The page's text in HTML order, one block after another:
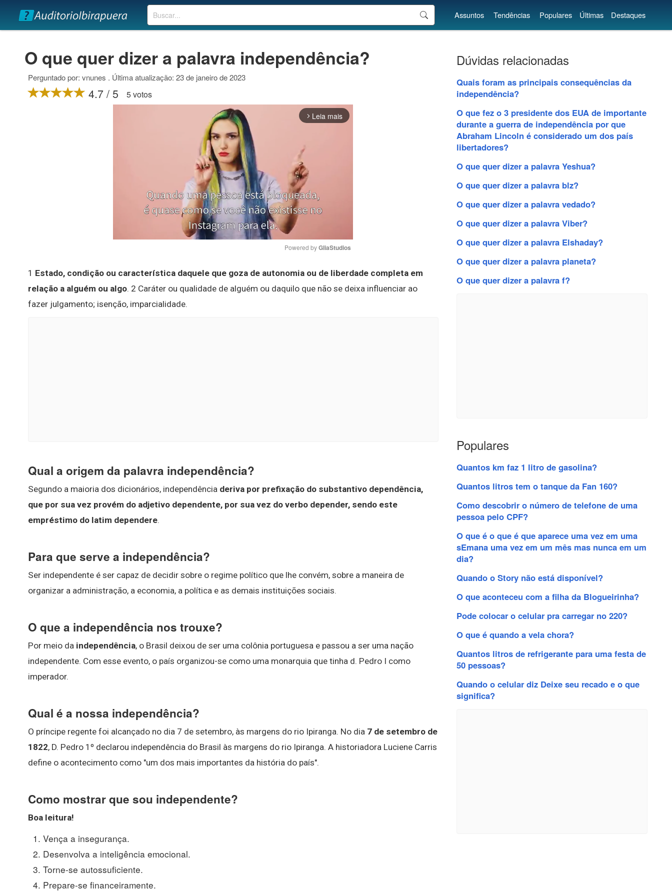
Buscar Assuntos Tendências Populares Últimas Destaques
O que quer dizer a palavra independência?
Perguntado por: vnunes . Última atualização: 23 de janeiro de 2023
4.7 / 5 5 votos
arrow_forward_ios Leia mais
Mute
Powered by GliaStudios
1 Estado, condição ou característica daquele que goza de autonomia ou de liberdade completa em
relação a alguém ou algo. 2 Caráter ou qualidade de alguém ou daquilo que não se deixa influenciar ao
fazer julgamento; isenção, imparcialidade.
Qual a origem da palavra independência?
Segundo a maioria dos dicionários, independência deriva por prefixação do substantivo dependência,
que por sua vez provém do adjetivo dependente, por sua vez do verbo depender, sendo este
empréstimo do latim dependere.
Para que serve a independência?
Ser independente é ser capaz de decidir sobre o regime político que lhe convém, sobre a maneira de
organizar a administração, a economia, a política e as demais instituições sociais.
O que a independência nos trouxe?
Por meio da independência, o Brasil deixou de ser uma colônia portuguesa e passou a ser uma nação
independente. Com esse evento, o país organizou-se como uma monarquia que tinha d. Pedro I como
imperador.
Qual é a nossa independência?
O príncipe regente foi alcançado no dia 7 de setembro, às margens do rio Ipiranga. No dia 7 de setembro de
1822, D. Pedro 1º declarou independência do Brasil às margens do rio Ipiranga. A historiadora Luciene Carris
define o acontecimento como "um dos mais importantes da história do país".
Como mostrar que sou independente?
Boa leitura!
Vença a insegurança.
Desenvolva a inteligência emocional.
Torne-se autossuficiente.
Prepare-se financeiramente.
Dúvidas relacionadas
Quais foram as principais consequências da
independência?
O que fez o 3 presidente dos EUA de importante
durante a guerra de independência por que
Abraham Lincoln é considerado um dos país
libertadores?
O que quer dizer a palavra Yeshua?
O que quer dizer a palavra blz?
O que quer dizer a palavra vedado?
O que quer dizer a palavra Viber?
O que quer dizer a palavra Elshaday?
O que quer dizer a palavra planeta?
O que quer dizer a palavra f?
Populares
Quantos km faz 1 litro de gasolina?
Quantos litros tem o tanque da Fan 160?
Como descobrir o número de telefone de uma
pessoa pelo CPF?
O que é o que é que aparece uma vez em uma
sEmana uma vez em um mês mas nunca em um
dia?
Quando o Story não está disponível?
O que aconteceu com a filha da Blogueirinha?
Pode colocar o celular pra carregar no 220?
O que é quando a vela chora?
Quantos litros de refrigerante para uma festa de
50 pessoas?
Quando o celular diz Deixe seu recado e o que
significa?